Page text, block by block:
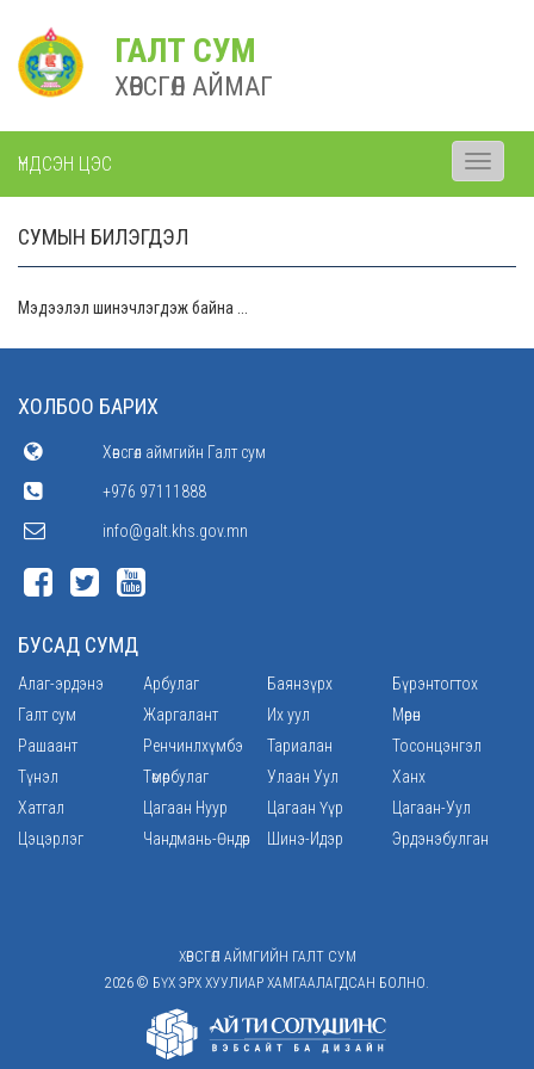
ГАЛТ СУМ
ХӨВСГӨЛ АЙМАГ
ҮНДСЭН ЦЭС
Toggle
СУМЫН БИЛЭГДЭЛ
Мэдээлэл шинэчлэгдэж байна ...
ХОЛБОО БАРИХ
Хөвсгөл аймгийн Галт сум
+976 97111888
info@galt.khs.gov.mn
БУСАД СУМД
Алаг-эрдэнэ Арбулаг Баянзүрх
Бүрэнтогтох
Галт сум
Жаргалант Их уул
Мөрөн
Рашаант
Ренчинлхүмбэ Тариалан
Тосонцэнгэл
Түнэл
Төмөрбулаг Улаан Уул
Ханх
Хатгал
Цагаан Нуур Цагаан Үүр
Цагаан-Уул
Цэцэрлэг
Чандмань-Өндөр Шинэ-Идэр Эрдэнэбулган
ХӨВСГӨЛ АЙМГИЙН ГАЛТ СУМ
2026 © БҮХ ЭРХ ХУУЛИАР ХАМГААЛАГДСАН БОЛНО.